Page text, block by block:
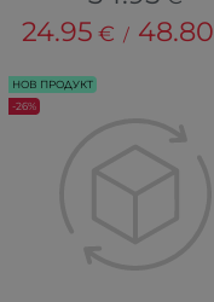
24.95 € / 48.80
НОВ ПРОДУКТ
-26%